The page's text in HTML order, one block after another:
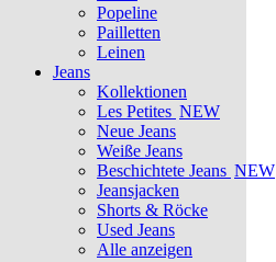
Popeline
Pailletten
Leinen
Jeans
Kollektionen
Les Petites NEW
Neue Jeans
Weiße Jeans
Beschichtete Jeans NEW
Jeansjacken
Shorts & Röcke
Used Jeans
Alle anzeigen